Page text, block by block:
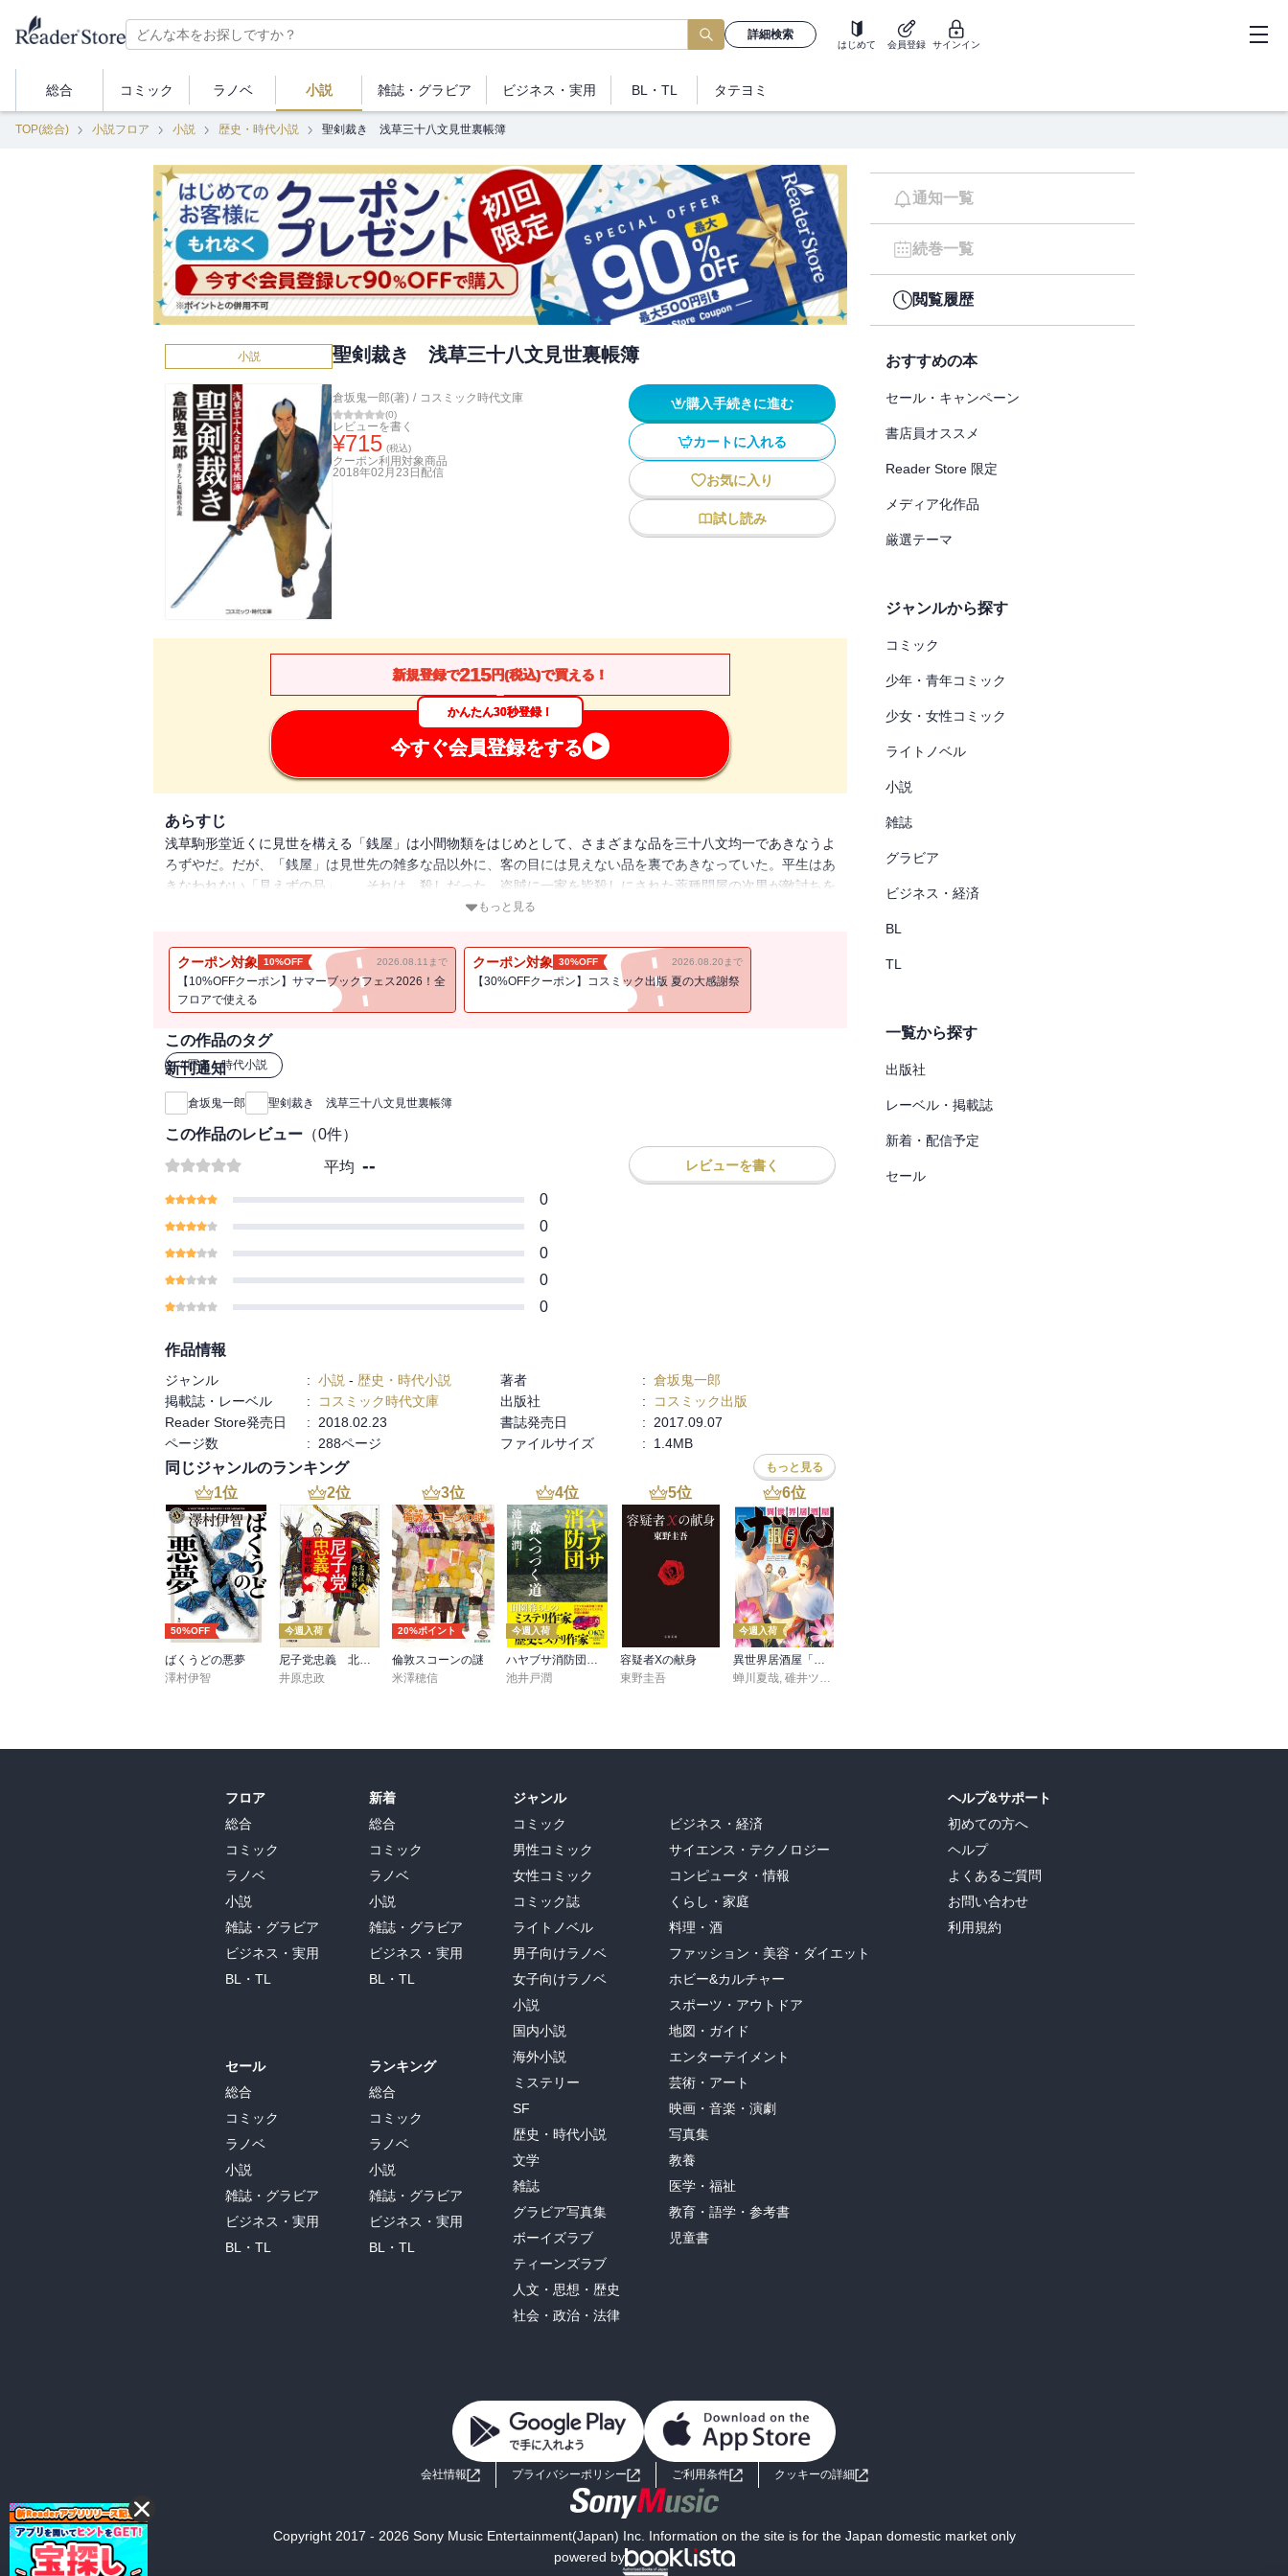
詳細検索
はじめて 会員登録 サインイン
総合 コミック ラノベ 小説 雑誌・ グラビア ビジネス ・実用 BL・TL タテヨミ
TOP(総合) 小説フロア 小説 歴史・時代小説 聖剣裁き 浅草三十八文見世裏帳簿
小説 聖剣裁き 浅草三十八文見世裏帳簿
倉坂鬼一郎(著) / コスミック時代文庫
(0)
レビューを書く
¥715 (税込)
クーポン利用対象商品
2018年02月23日 配信
購入手続きに進む
カートに入れる
お気に入り
試し読み
新規登録で215円(税込)で買える！
かんたん30秒登録！
今すぐ会員登録をする
あらすじ
浅草駒形堂近くに見世を構える「銭屋」は小間物類をはじめとして、さまざまな品を三十八文均一であきなうよ
ろずやだ。だが、「銭屋」は見世先の雑多な品以外に、客の目には見えない品を裏であきなっていた。平生はあ
きなわれない「見えずの品」……それは、殺しだった。盗賊に一家を皆殺しにされた薬種問屋の次男が敵討ちを
誓い「銭屋」につなぎを求めてきた。北町奉行所隠密廻り同心の沼上大蔵は「銭屋」のあるじ銀次らとともに、
次を使い「銭屋」の面々とともに、北町隠密同心が江戸に跋扈するさまざまな悪を裁く、痛快時代活劇。
もっと見る
クーポン対象 10%OFF 2026.08.11まで
【10%OFFクーポン】サマーブックフェス2026！全
フロアで使える
クーポン対象 30%OFF 2026.08.20まで
【30%OFFクーポン】コスミック出版 夏の大感謝祭
この作品のタグ
#歴史・時代小説
新刊通知
倉坂鬼一郎 聖剣裁き 浅草三十八文見世裏帳簿
この作品のレビュー （0件）
平均 -- レビューを書く
0
0
0
0
0
作品情報
ジャンル : 小説 - 歴史・時代小説 著者 : 倉坂鬼一郎
掲載誌・レーベル
: コスミック時代文庫 出版社 :
コスミック出版
Reader Store発売日
: 2018.02.23 書誌発売日 :
2017.09.07
ページ数
: 288ページ ファイルサイズ : 1.4MB
同じジャンルのランキング もっと見る
1位
50%OFF
ばくうどの悪夢
澤村伊智
2位
今週入荷
尼子党忠義 北近江合戦心得〈八〉
井原忠政
3位
20%ポイント
倫敦スコーンの謎
米澤穂信
4位
今週入荷
ハヤブサ消防団 森へつづく道
池井戸潤
5位
容疑者Xの献身
東野圭吾
6位
今週入荷
異世界居酒屋「げん」三杯目
蝉川夏哉,碓井ツカサ
通知一覧
続巻一覧
閲覧履歴
おすすめの本
セール・キャンペーン
書店員オススメ
Reader Store 限定
メディア化作品
厳選テーマ
ジャンルから探す
コミック
少年・青年コミック
少女・女性コミック
ライトノベル
小説
雑誌
グラビア
ビジネス・経済
BL
TL
一覧から探す
出版社
レーベル・掲載誌
新着・配信予定
セール
フロア
総合
コミック
ラノベ
小説
雑誌・グラビア
ビジネス・実用
BL・TL
セール
総合
コミック
ラノベ
小説
雑誌・グラビア
ビジネス・実用
BL・TL
新着
総合
コミック
ラノベ
小説
雑誌・グラビア
ビジネス・実用
BL・TL
ランキング
総合
コミック
ラノベ
小説
雑誌・グラビア
ビジネス・実用
BL・TL
ジャンル
コミック
男性コミック
女性コミック
コミック誌
ライトノベル
男子向けラノベ
女子向けラノベ
小説
国内小説
海外小説
ミステリー
SF
歴史・時代小説
文学
雑誌
グラビア写真集
ボーイズラブ
ティーンズラブ
人文・思想・歴史
社会・政治・法律
ビジネス・経済
サイエンス・テクノロジー
コンピュータ・情報
くらし・家庭
料理・酒
ファッション・美容・ダイエット
ホビー&カルチャー
スポーツ・アウトドア
地図・ガイド
エンターテイメント
芸術・アート
映画・音楽・演劇
写真集
教養
医学・福祉
教育・語学・参考書
児童書
ヘルプ&サポート
初めての方へ
ヘルプ
よくあるご質問
お問い合わせ
利用規約
会社情報 プライバシーポリシー ご利用条件 クッキーの詳細
Copyright 2017 - 2026 Sony Music Entertainment(Japan) Inc. Information on the site is for the Japan domestic market only
powered by